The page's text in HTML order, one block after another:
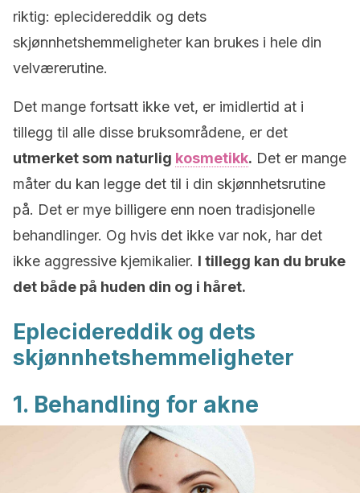
riktig: eplecidereddik og dets
skjønnhetshemmeligheter kan brukes i hele din
velværerutine.
Det mange fortsatt ikke vet, er imidlertid at i
tillegg til alle disse bruksområdene, er det
utmerket som naturlig kosmetikk. Det er mange
måter du kan legge det til i din skjønnhetsrutine
på. Det er mye billigere enn noen tradisjonelle
behandlinger. Og hvis det ikke var nok, har det
ikke aggressive kjemikalier. I tillegg kan du bruke
det både på huden din og i håret.
Eplecidereddik og dets
skjønnhetshemmeligheter
1. Behandling for akne